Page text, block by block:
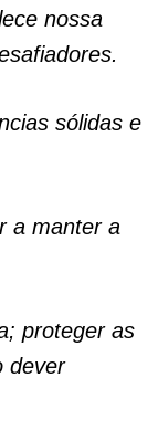
nossa
sólidas e
a manter a
proteger as
dever